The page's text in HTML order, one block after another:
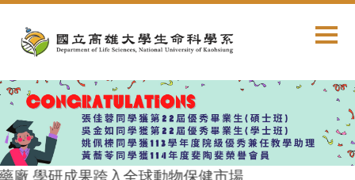
內
容
區
學研成果跨入全球動物保健市場